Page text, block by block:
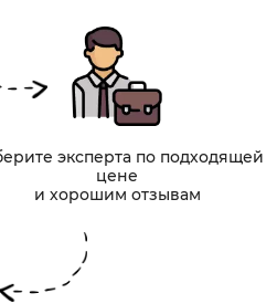
эксперта по подходящей
цене
и хорошим отзывам